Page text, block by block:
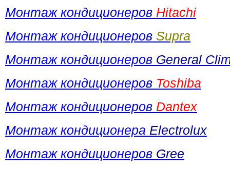
Монтаж кондиционеров Hitachi
Монтаж кондиционеров Supra
Монтаж кондиционеров General
Монтаж кондиционеров Toshiba
Монтаж кондиционеров Dantex
Монтаж кондиционера Electrolux
Монтаж кондиционеров Gree